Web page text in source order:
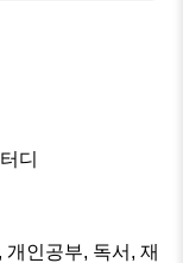
디
인공부, 독서, 재